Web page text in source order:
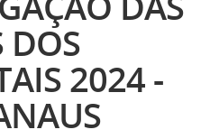
DOS
2024 -